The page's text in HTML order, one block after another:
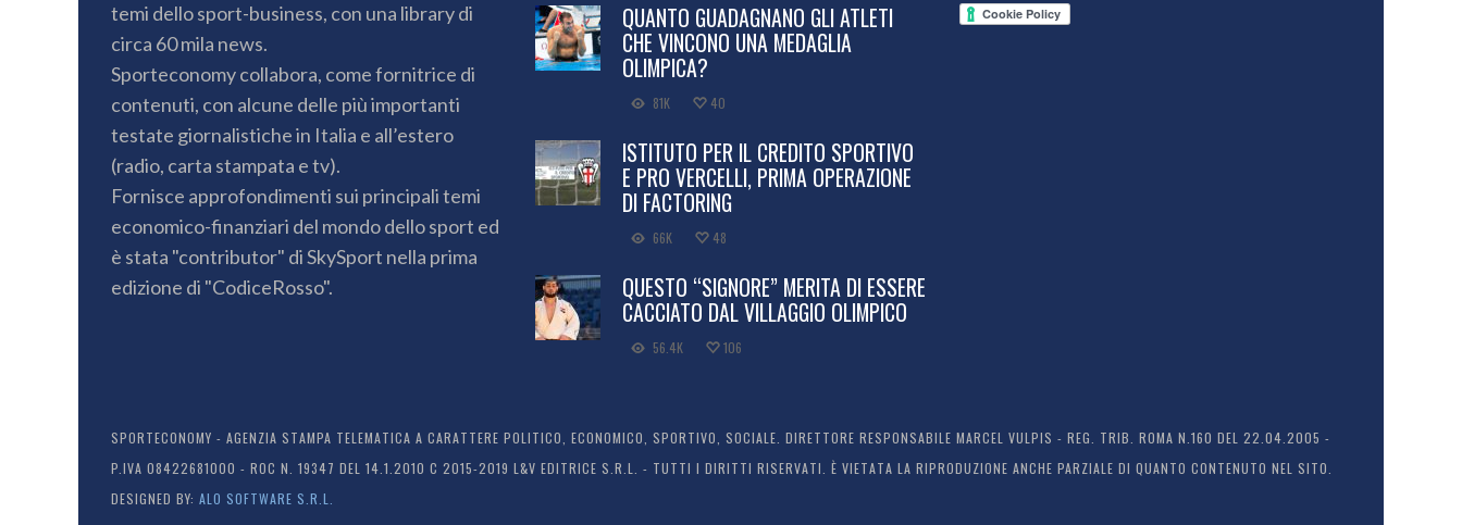
temi dello sport-business, con una library di
circa 60 mila news.
Sporteconomy collabora, come fornitrice di
contenuti, con alcune delle più importanti
testate giornalistiche in Italia e all’estero
(radio, carta stampata e tv).
Fornisce approfondimenti sui principali temi
economico-finanziari del mondo dello sport ed
è stata "contributor" di SkySport nella prima
edizione di "CodiceRosso".
QUANTO GUADAGNANO GLI ATLETI
CHE VINCONO UNA MEDAGLIA
OLIMPICA?
81K 40
ISTITUTO PER IL CREDITO SPORTIVO
E PRO VERCELLI, PRIMA OPERAZIONE
DI FACTORING
66K 48
QUESTO “SIGNORE” MERITA DI ESSERE
CACCIATO DAL VILLAGGIO OLIMPICO
56.4K 106
SPORTECONOMY - AGENZIA STAMPA TELEMATICA A CARATTERE POLITICO, ECONOMICO, SPORTIVO, SOCIALE. DIRETTORE RESPONSABILE MARCEL VULPIS - REG. TRIB. ROMA N.160 DEL 22.04.2005 -
P.IVA 08422681000 - ROC N. 19347 DEL 14.1.2010 C 2015-2019 L&V EDITRICE S.R.L. - TUTTI I DIRITTI RISERVATI. È VIETATA LA RIPRODUZIONE ANCHE PARZIALE DI QUANTO CONTENUTO NEL SITO.
DESIGNED BY: ALO SOFTWARE S.R.L.